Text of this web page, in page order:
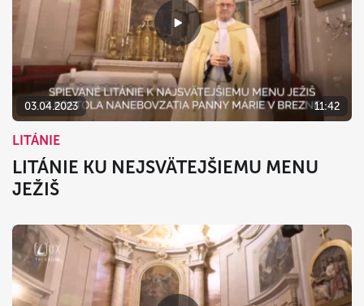
03.04.2023 11:42
LITÁNIE
LITÁNIE KU NEJSVÄTEJŠIEMU MENU
JEŽIŠ